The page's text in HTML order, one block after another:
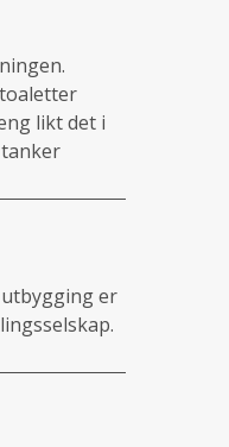
likt det i
er